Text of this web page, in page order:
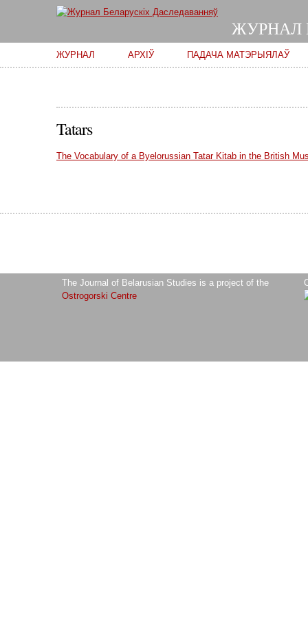
ЖУРНАЛ
Main menu
ЖУРНАЛ АРХІЎ ПАДАЧА МАТЭРЫЯЛАЎ
Tatars
The Vocabulary of a Byelorussian Tatar Kitab in the British
The Journal of Belarusian Studies is a project of the
Ostrogorski Centre